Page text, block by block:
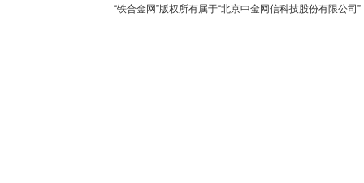
“铁合金网”版权所有属于“北京中金网信科技股份有限公司